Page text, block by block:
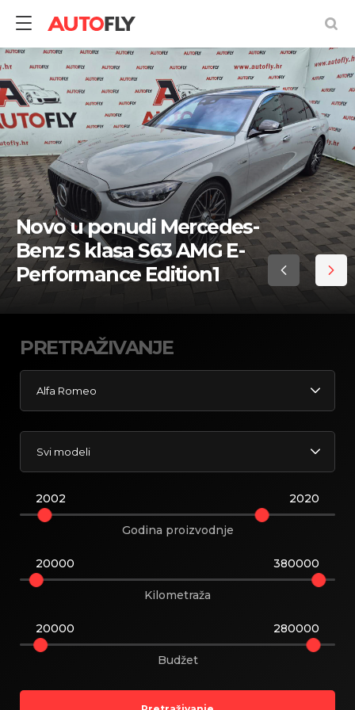
Pretraživanje
rabljenih
vozila
Novo u ponudi Mercedes-
Benz S klasa S63 AMG E-
Performance Edition1
PRETRAŽIVANJE
Alfa Romeo
Svi modeli
2002 2020
Godina proizvodnje
20000 380000
Kilometraža
20000 280000
Budžet